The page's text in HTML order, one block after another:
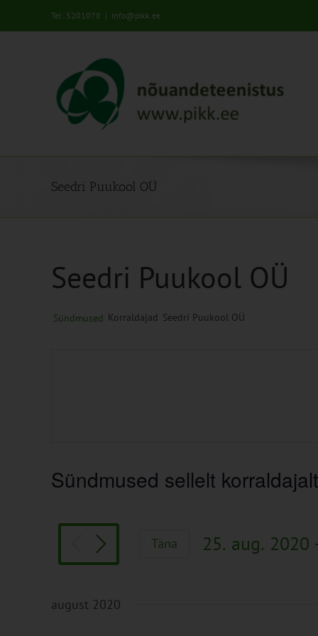
Tel: 5201078 | info@pikk.ee
Seedri Puukool OÜ
Seedri Puukool OÜ
Sündmused Korraldajad Seedri Puukool OÜ
Sündmused sellelt korraldajalt
Täna 25. aug. 2020
august 2020